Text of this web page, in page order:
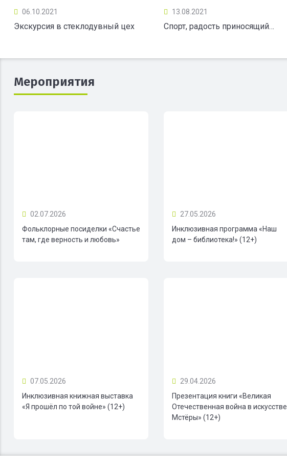
06.10.2021
Экскурсия в стеклодувный цех
13.08.2021
Спорт, радость приносящий…
Мероприятия
02.07.2026
Фольклорные посиделки «Счастье
там, где верность и любовь»
27.05.2026
Инклюзивная программа «Наш
дом – библиотека!» (12+)
07.05.2026
Инклюзивная книжная выставка
«Я прошёл по той войне» (12+)
29.04.2026
Презентация книги «Великая
Отечественная война в искусстве
Мстёры» (12+)